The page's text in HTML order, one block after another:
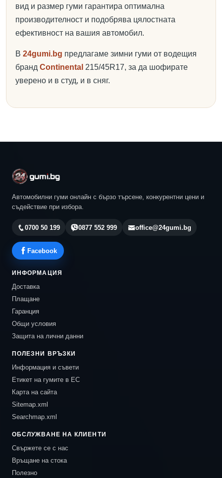
вид и размер гуми гарантира оптимална
производителност и подобрява цялостната
ефективност на вашия автомобил.
В 24gumi.bg предлагаме зимни гуми от водещия
бранд Continental 215/45R17, за да шофирате
уверено и в студ, и в сняг.
Автомобилни гуми онлайн с бързо търсене, конкурентни цени и
съдействие при избора.
0700 50 199 0877 552 999 office@24gumi.bg
Facebook
ИНФОРМАЦИЯ
Доставка
Плащане
Гаранция
Общи условия
Защита на лични данни
ПОЛЕЗНИ ВРЪЗКИ
Информация и съвети
Етикет на гумите в ЕС
Карта на сайта
Sitemap.xml
Searchmap.xml
ОБСЛУЖВАНЕ НА КЛИЕНТИ
Свържете се с нас
Връщане на стока
Полезно